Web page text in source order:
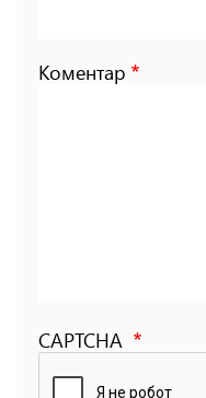
Коментар
CAPTCHA